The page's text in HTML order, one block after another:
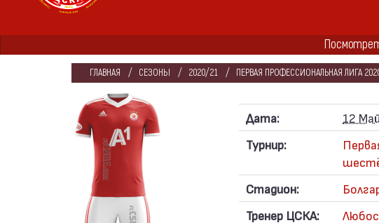
ГЛАВНАЯ СЕЗОНЫ 2020/21 ПЕРВАЯ ПРОФЕССИОНАЛЬНАЯ ЛИГА
Дата:
12
Турнир:
Стадион:
Тренер ЦСКА: